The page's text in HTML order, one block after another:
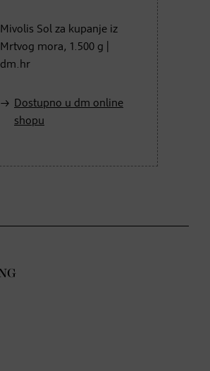
Mivolis Sol za kupanje iz
Mrtvog mora, 1.500 g |
dm.hr
Dostupno u dm online
shopu